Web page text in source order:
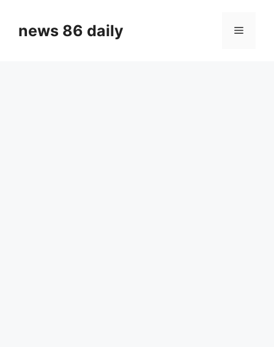
contentnews 86 daily Menu